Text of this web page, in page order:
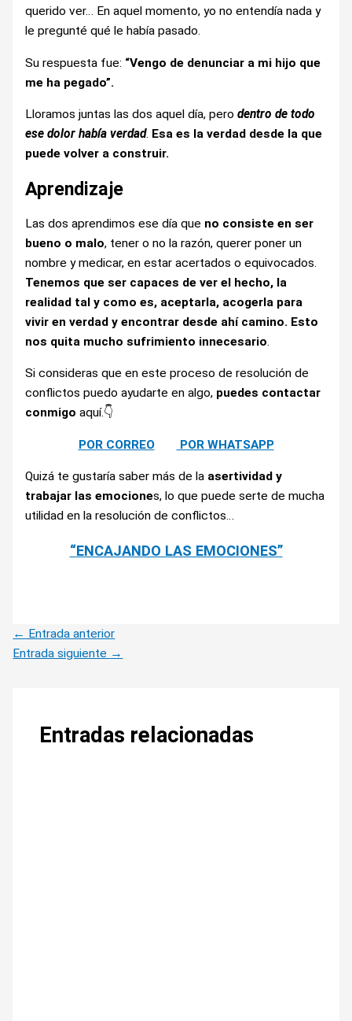
querido ver… En aquel momento, yo no entendía nada y
le pregunté qué le había pasado.
Su respuesta fue: “Vengo de denunciar a mi hijo que
me ha pegado”.
Lloramos juntas las dos aquel día, pero dentro de todo
ese dolor había verdad. Esa es la verdad desde la que
puede volver a construir.
Aprendizaje
Las dos aprendimos ese día que no consiste en ser
bueno o malo, tener o no la razón, querer poner un
nombre y medicar, en estar acertados o equivocados.
Tenemos que ser capaces de ver el hecho, la
realidad tal y como es, aceptarla, acogerla para
vivir en verdad y encontrar desde ahí camino. Esto
nos quita mucho sufrimiento innecesario.
Si consideras que en este proceso de resolución de
conflictos puedo ayudarte en algo, puedes contactar
conmigo aquí.👇
POR CORREO POR WHATSAPP
Quizá te gustaría saber más de la asertividad y
trabajar las emociones, lo que puede serte de mucha
utilidad en la resolución de conflictos…
“ENCAJANDO LAS EMOCIONES”
← Entrada anterior
Entrada siguiente →
Entradas relacionadas